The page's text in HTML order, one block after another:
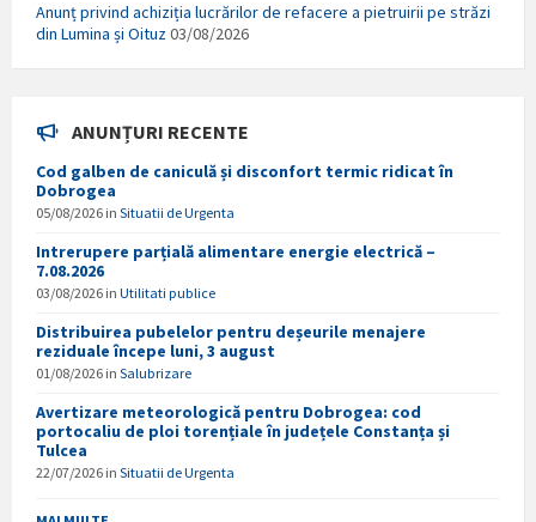
Anunț privind achiziția lucrărilor de refacere a pietruirii pe străzi
din Lumina și Oituz03/08/2026
ANUNȚURI RECENTE
Cod galben de caniculă și disconfort termic ridicat în
Dobrogea
05/08/2026 in Situatii de Urgenta
Intrerupere parțială alimentare energie electrică –
7.08.2026
03/08/2026 in Utilitati publice
Distribuirea pubelelor pentru deșeurile menajere
reziduale începe luni, 3 august
01/08/2026 in Salubrizare
Avertizare meteorologică pentru Dobrogea: cod
portocaliu de ploi torențiale în județele Constanța și
Tulcea
22/07/2026 in Situatii de Urgenta